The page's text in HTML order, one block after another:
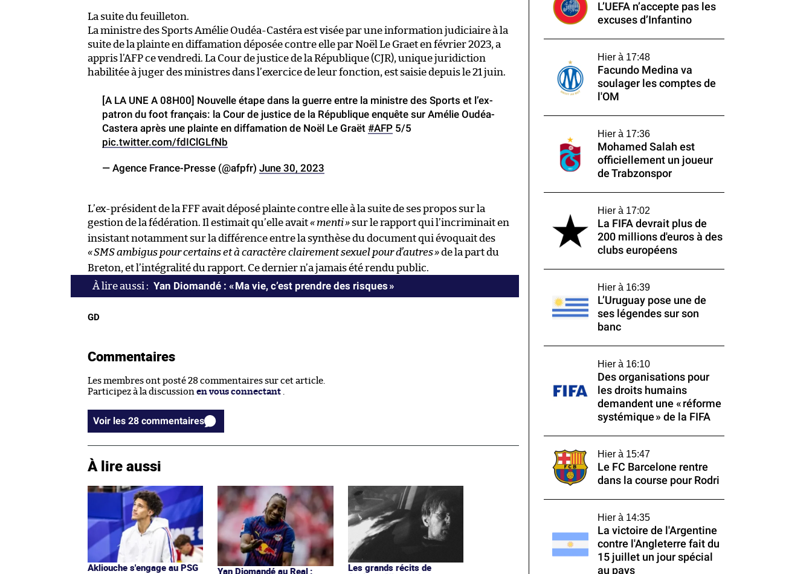
La suite du feuilleton.
La ministre des Sports Amélie Oudéa-Castéra est visée par une information judiciaire à la
suite de la plainte en diffamation déposée contre elle par Noël Le Graet en février 2023, a
appris l’AFP ce vendredi. La Cour de justice de la République (CJR), unique juridiction
habilitée à juger des ministres dans l’exercice de leur fonction, est saisie depuis le 21 juin.
[A LA UNE A 08H00] Nouvelle étape dans la guerre entre la ministre des Sports et l’ex-
patron du foot français: la Cour de justice de la République enquête sur Amélie Oudéa-
Castera après une plainte en diffamation de Noël Le Graët #AFP 5/5
pic.twitter.com/fdIClGLfNb
— Agence France-Presse (@afpfr) June 30, 2023
L’ex-président de la FFF avait déposé plainte contre elle à la suite de ses propos sur la
gestion de la fédération. Il estimait qu’elle avait« menti» sur le rapport qui l’incriminait en
insistant notamment sur la différence entre la synthèse du document qui évoquait des
«SMS ambigus pour certains et à caractère clairement sexuel pour d’autres»de la part du
Breton, et l’intégralité du rapport. Ce dernier n’a jamais été rendu public.
Yan Diomandé : « Ma vie, c’est prendre des risques »
GD
Commentaires
Les membres ont posté 28 commentaires sur cet article.
Participez à la discussion en vous connectant
Voir les 28 commentaires
À lire aussi
Akliouche s'engage au PSG
Yan Diomandé au Real :
Les grands récits de
L’UEFA n’accepte pas les
excuses d’Infantino
Hier à 17:48
Facundo Medina va
soulager les comptes de
l'OM
Hier à 17:36
Mohamed Salah est
officiellement un joueur
de Trabzonspor
Hier à 17:02
La FIFA devrait plus de
200 millions d'euros à des
clubs européens
Hier à 16:39
L’Uruguay pose une de
ses légendes sur son
banc
Hier à 16:10
Des organisations pour
les droits humains
demandent une « réforme
systémique » de la FIFA
Hier à 15:47
Le FC Barcelone rentre
dans la course pour Rodri
Hier à 14:35
La victoire de l'Argentine
contre l'Angleterre fait du
15 juillet un jour spécial
au pays